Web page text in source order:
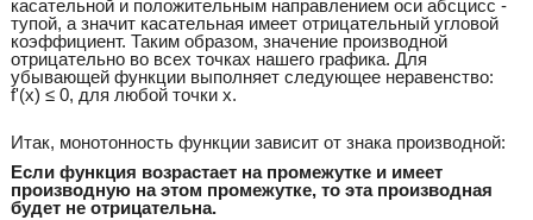
касательной и положительным направлением оси абсцисс -
тупой, а значит касательная имеет отрицательный угловой
коэффициент. Таким образом, значение производной
отрицательно во всех точках нашего графика. Для
убывающей функции выполняет следующее неравенство:
f'(x) ≤ 0, для любой точки x.
Итак, монотонность функции зависит от знака производной:
Если функция возрастает на промежутке и имеет
производную на этом промежутке, то эта производная
будет не отрицательна.